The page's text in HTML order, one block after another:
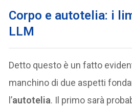
Corpo e autotelia: i
LLM
Detto questo è un fatto
manchino di due aspetti
l’autotelia. Il primo sarà